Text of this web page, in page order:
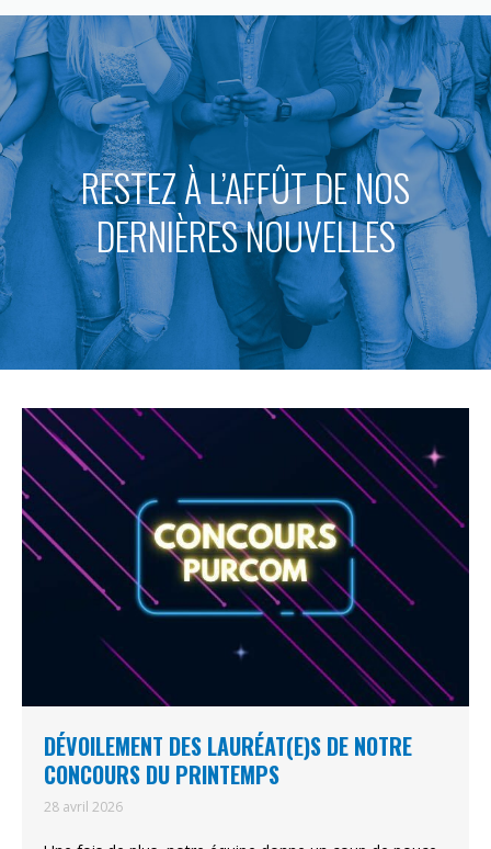
RESTEZ À L’AFFÛT DE NOS
DERNIÈRES NOUVELLES
DÉVOILEMENT DES LAURÉAT(E)S DE NOTRE
CONCOURS DU PRINTEMPS
28 avril 2026